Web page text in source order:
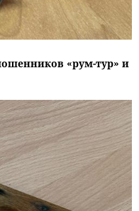
«рум-тур» и